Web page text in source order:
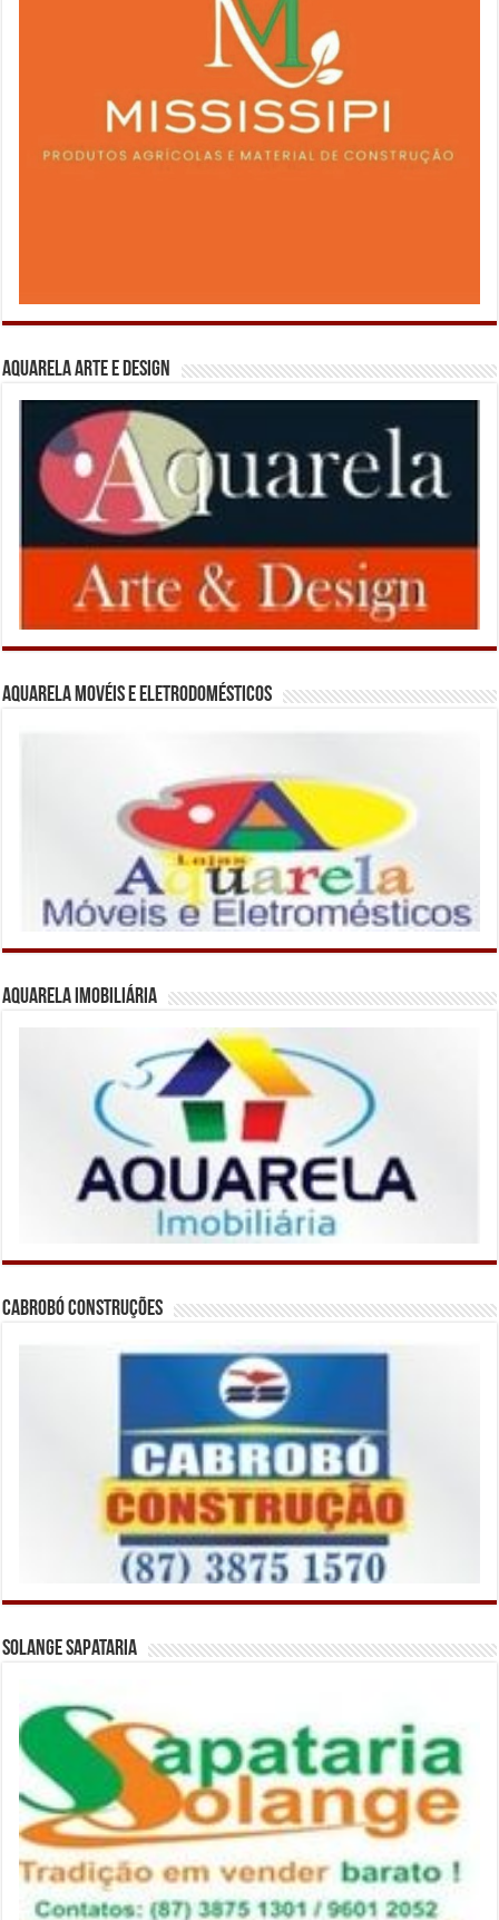
Aquarela Arte e Design
Aquarela Movéis e Eletrodomésticos
Aquarela Imobiliária
Cabrobó Construções
Solange Sapataria